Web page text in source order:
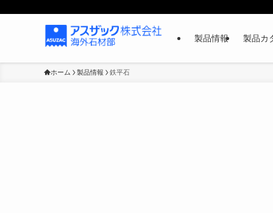
製品情報 製品カ
ホーム 製品情報 鉄平石